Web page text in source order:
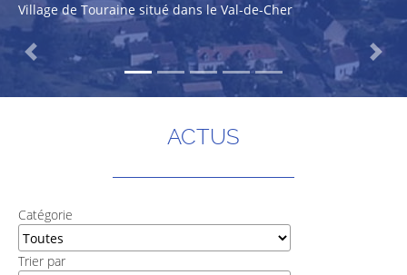
Village de Touraine situé dans le Val-de-Cher
Previous Next
ACTUS
Catégorie
Trier par